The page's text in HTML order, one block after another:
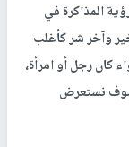
المذاكرة في
وآخر شر كأغلب
كان رجل أو امرأة،
سوف نستعرض